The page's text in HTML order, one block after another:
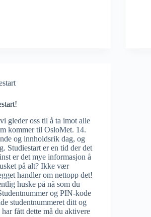
gleder oss til å ta imot alle
kommer til OsloMet. 14.
og innholdsrik dag, og
Studiestart er en tid der det
er det mye informasjon å
på alt? Ikke vær
handler om nettopp det!
huske på nå som du
og PIN-kode
studentnummeret ditt og
fått dette må du aktivere